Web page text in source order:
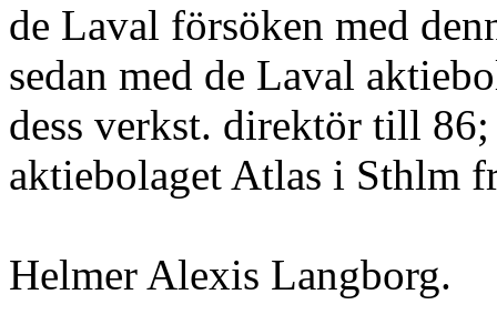
de Laval försöken med
sedan med de Laval
dess verkst. direktör till
aktiebolaget Atlas i Sthlm
Helmer Alexis Langborg.